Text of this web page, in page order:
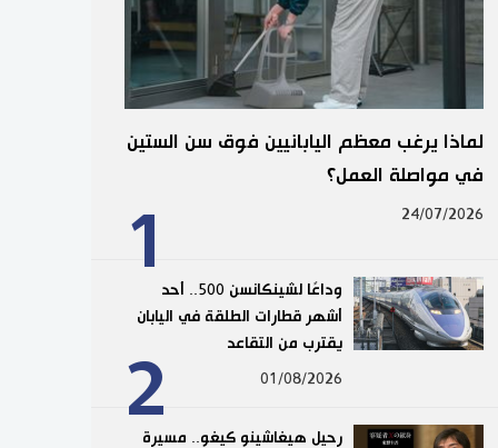
1
لماذا يرغب معظم اليابانيين فوق سن الستين
في مواصلة العمل؟
24/07/2026
2
وداعًا لشينكانسن 500.. أحد
أشهر قطارات الطلقة في اليابان
يقترب من التقاعد
01/08/2026
رحيل هيغاشينو كيغو.. مسيرة